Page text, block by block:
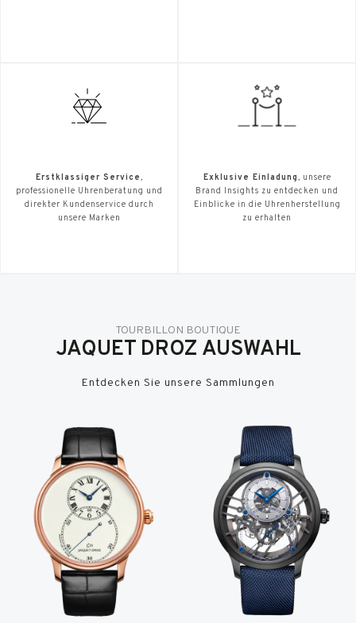
Erstklassiger Service,
professionelle Uhrenberatung und
direkter Kundenservice durch
unsere Marken
Exklusive Einladung, unsere
Brand Insights zu entdecken und
Einblicke in die Uhrenherstellung
zu erhalten
TOURBILLON BOUTIQUE
JAQUET DROZ AUSWAHL
Entdecken Sie unsere Sammlungen